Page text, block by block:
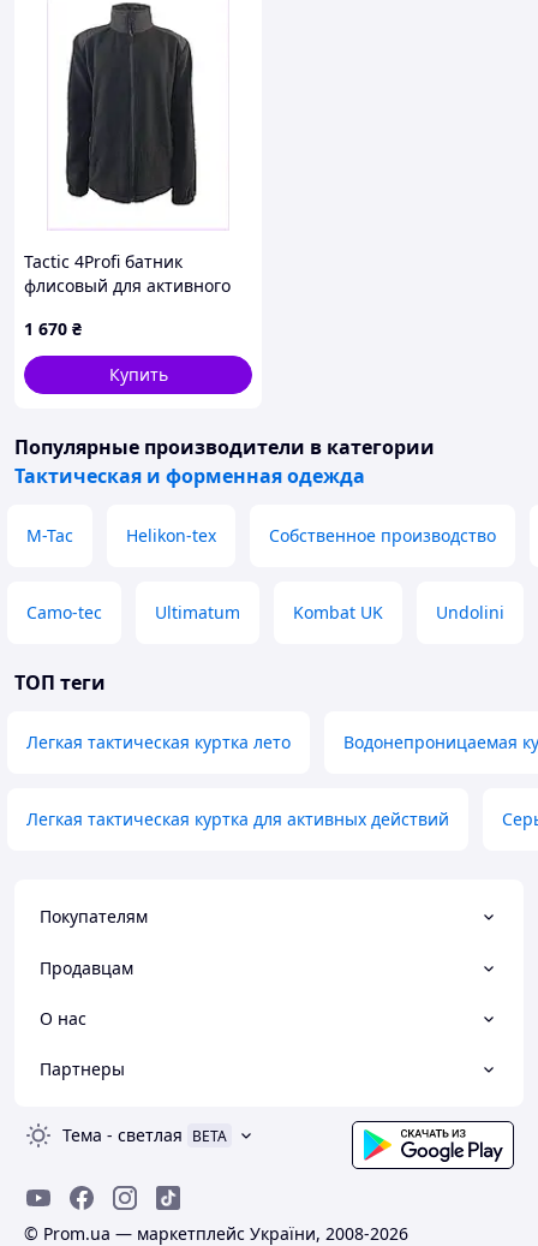
🔹 Для активных людей
🔹 Для туризма и отдыха
🔹 Для тактических тренировок
🔹 Для ежедневного использования в летний период
✔ Преимущества
Не сковывает движения
Защищает от ветра и солнца
Быстро сохнет
Удобна в транспортировке
Tactic 4Profi батник
флисовый для активного
1 670 ₴
Купить
Популярные производители в категории
Тактическая и форменная одежда
M-Tac Helikon-tex Собственное производство
Camo-tec Ultimatum Kombat UK Undolini
ТОП теги
Легкая тактическая куртка лето Водонепроницаемая
Легкая тактическая куртка для активных действий
Покупателям
Продавцам
О нас
Партнеры
Тема - светлая BETA
© Prom.ua — маркетплейс України, 2008-2026